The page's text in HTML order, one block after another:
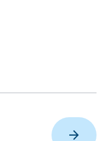
arrow_forward